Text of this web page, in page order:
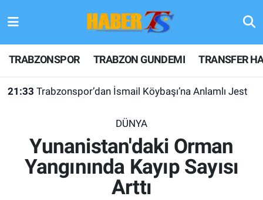
TRABZONSPOR TRABZON GUNDEMI TRANSFER
21:33 Trabzonspor’dan İsmail Köybaşı’na Anlamlı Jest
DÜNYA
Yunanistan'daki Orman
Yangınında Kayıp Sayısı
Arttı
TRABZONSPOR
TRABZON GUNDEMI
KULİS MEYDANI
Hava Durumu
Trafik Durumu
Son Dakika Haberleri